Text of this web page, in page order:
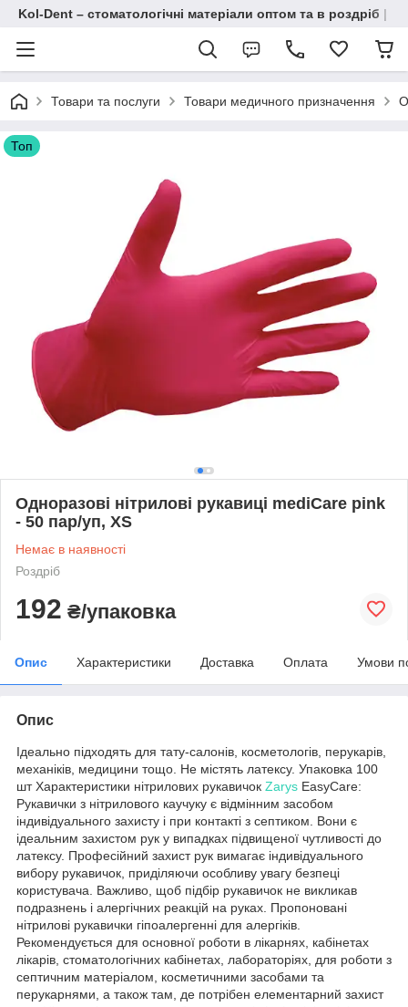
Kol-Dent – ​​стоматологічні матеріали оптом та в роздріб |
Товари та послуги Товари медичного призначення
Топ
Одноразові нітрилові рукавиці mediCare pink
- 50 пар/уп, XS
Немає в наявності
Роздріб
192 ₴/упаковка
Опис Характеристики Доставка Оплата Умови
Опис
Ідеально підходять для тату-салонів, косметологів, перукарів,
механіків, медицини тощо. Не містять латексу. Упаковка 100
шт Характеристики нітрилових рукавичок Zarys EasyCare:
Рукавички з нітрилового каучуку є відмінним засобом
індивідуального захисту і при контакті з септиком. Вони є
ідеальним захистом рук у випадках підвищеної чутливості до
латексу. Професійний захист рук вимагає індивідуального
вибору рукавичок, приділяючи особливу увагу безпеці
користувача. Важливо, щоб підбір рукавичок не викликав
подразнень і алергічних реакцій на руках. Пропоновані
нітрилові рукавички гіпоалергенні для алергіків.
Рекомендується для основної роботи в лікарнях, кабінетах
лікарів, стоматологічних кабінетах, лабораторіях, для роботи з
септичним матеріалом, косметичними засобами та
перукарнями, а також там, де потрібен елементарний захист